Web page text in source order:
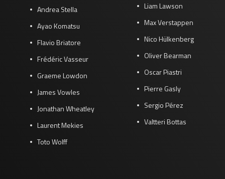
Andrea Stella
Ayao Komatsu
Flavio Briatore
Frédéric Vasseur
Graeme Lowdon
James Vowles
Jonathan Wheatley
Laurent Mekies
Toto Wolff
Liam Lawson
Max Verstappen
Nico Hülkenberg
Oliver Bearman
Oscar Piastri
Pierre Gasly
Sergio Pérez
Valtteri Bottas